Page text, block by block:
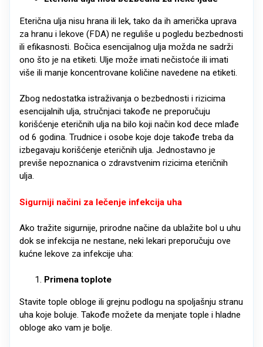
Eterična ulja nisu hrana ili lek, tako da ih američka uprava
za hranu i lekove (FDA) ne reguliše u pogledu bezbednosti
ili efikasnosti. Bočica esencijalnog ulja možda ne sadrži
ono što je na etiketi. Ulje može imati nečistoće ili imati
više ili manje koncentrovane količine navedene na etiketi.
Zbog nedostatka istraživanja o bezbednosti i rizicima
esencijalnih ulja, stručnjaci takođe ne preporučuju
korišćenje eteričnih ulja na bilo koji način kod dece mlađe
od 6 godina. Trudnice i osobe koje doje takođe treba da
izbegavaju korišćenje eteričnih ulja. Jednostavno je
previše nepoznanica o zdravstvenim rizicima eteričnih
ulja.
Sigurniji načini za lečenje infekcija uha
Ako tražite sigurnije, prirodne načine da ublažite bol u uhu
dok se infekcija ne nestane, neki lekari preporučuju ove
kućne lekove za infekcije uha:
Primena toplote
Stavite tople obloge ili grejnu podlogu na spoljašnju stranu
uha koje boluje. Takođe možete da menjate tople i hladne
obloge ako vam je bolje.